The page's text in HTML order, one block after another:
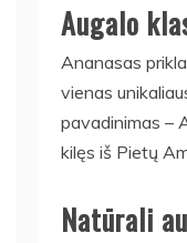
Augalo
Ananasas
vienas
pavadinimas –
kilęs iš Pietų
Natūrali